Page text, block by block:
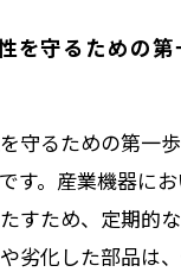
ドバイスで機器の
ーター運用を目
を守るための
守るための第一
す。産業機器に
すため、定期的
劣化した部品は